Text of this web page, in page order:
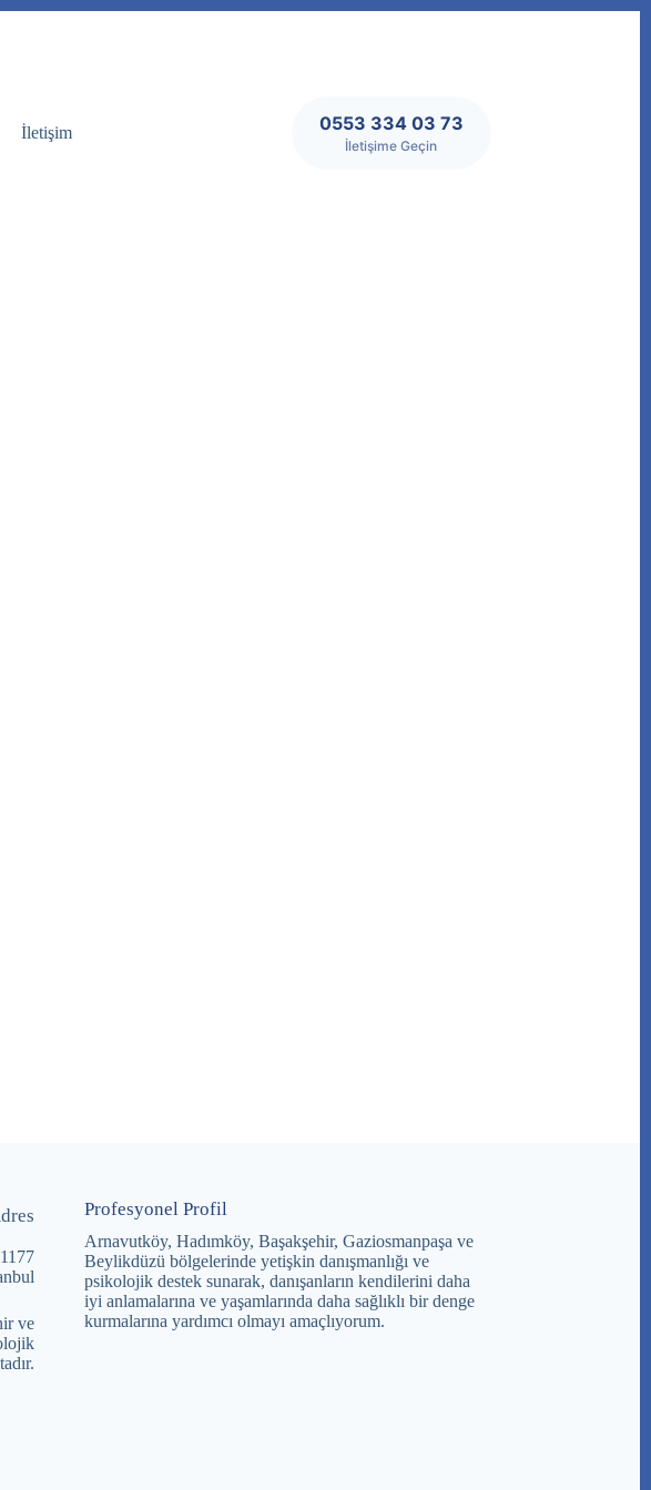
İletişim 0553 334 03 73
İletişime Geçin
ve
Profesyonel Profil
Arnavutköy, Hadımköy, Başakşehir, Gaziosmanpaşa ve
Beylikdüzü bölgelerinde yetişkin danışmanlığı ve
psikolojik destek sunarak, danışanların kendilerini daha
iyi anlamalarına ve yaşamlarında daha sağlıklı bir denge
kurmalarına yardımcı olmayı amaçlıyorum.